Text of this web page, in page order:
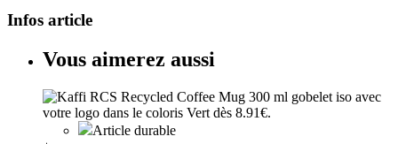
Infos article
Vous aimerez aussi
Article durable